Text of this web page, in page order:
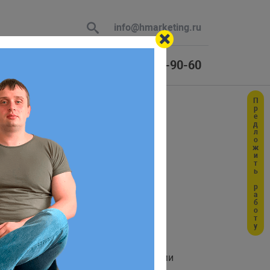
info@hmarketing.ru
+7 (925) 464-90-60
взаимодействия с сервисами
ответ
с учетом
Предложить работу